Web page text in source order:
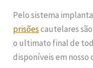
Pelo sistema
prisõescautelares
o ultimato final de
disponíveis em